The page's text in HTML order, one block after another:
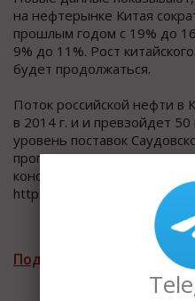
на нефтерынке Китая
прошлым годом с 19% до
9% до 11%. Рост
будет продолжаться.
Поток российской нефти в
в 2014 г. и и превзойдет
уровень поставок
прогнозирует Сухант
консалтинговой компании
http://www.vestifinance.ru
Подписаться на